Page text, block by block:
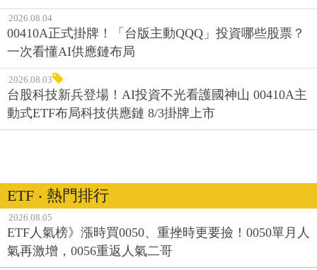
2026.08.04
00410A正式掛牌！「台版主動QQQ」投資哪些股票？
一次看懂AI供應鏈布局
2026.08.03
台股科技新兵登場！AI投資不光看護國神山 00410A主
動式ETF布局科技供應鏈 8/3掛牌上市
ETF ‧ 熱門排行
2026.08.05
ETF人氣榜》漲時買0050、重挫時更要撿！0050單月人
氣再激增，0056重返人氣二哥